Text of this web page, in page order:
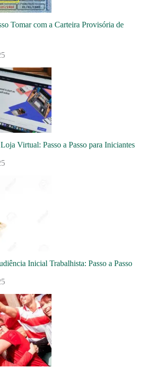
Tomar com a Carteira Provisória de
Virtual: Passo a Passo para Iniciantes
Inicial Trabalhista: Passo a Passo